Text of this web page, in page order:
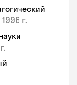
1996 г.